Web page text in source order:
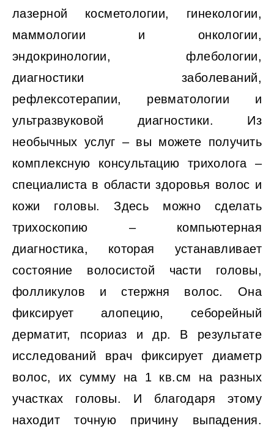
лазерной косметологии, гинекологии,
маммологии и онкологии,
эндокринологии, флебологии,
диагностики заболеваний,
рефлексотерапии, ревматологии и
ультразвуковой диагностики. Из
необычных услуг – вы можете получить
комплексную консультацию трихолога –
специалиста в области здоровья волос и
кожи головы. Здесь можно сделать
трихоскопию ‒ компьютерная
диагностика, которая устанавливает
состояние волосистой части головы,
фолликулов и стержня волос. Она
фиксирует алопецию, себорейный
дерматит, псориаз и др. В результате
исследований врач фиксирует диаметр
волос, их сумму на 1 кв.см на разных
участках головы. И благодаря этому
находит точную причину выпадения.